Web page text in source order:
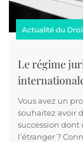
Actualité du
Le régime
Vous avez un
souhaitez avoir
succession dont
l’étranger ?